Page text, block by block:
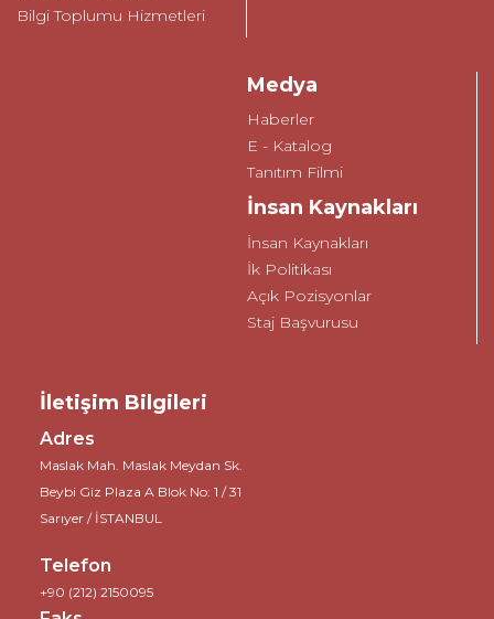
Bilgi Toplumu Hizmetleri
Medya
Haberler
E - Katalog
Tanıtım Filmi
İnsan Kaynakları
İnsan Kaynakları
İk Politikası
Açık Pozisyonlar
Staj Başvurusu
İletişim Bilgileri
Adres
Maslak Mah. Maslak Meydan Sk.
Beybi Giz Plaza A Blok No: 1 / 31
Sarıyer / İSTANBUL
Telefon
+90 (212) 2150095